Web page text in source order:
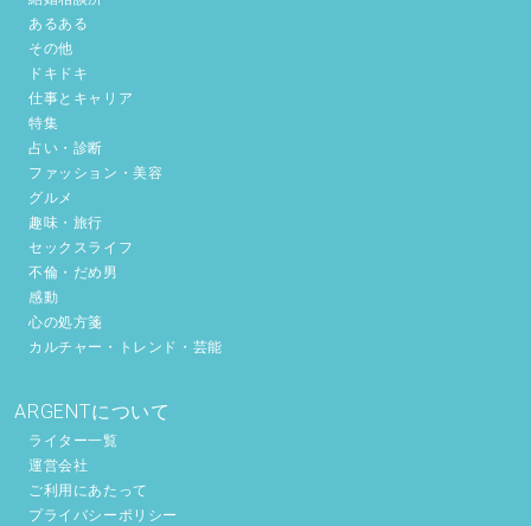
あるある
その他
ドキドキ
仕事とキャリア
特集
占い・診断
ファッション・美容
グルメ
趣味・旅行
セックスライフ
不倫・だめ男
感動
心の処方箋
カルチャー・トレンド・芸能
ARGENTについて
ライター一覧
運営会社
ご利用にあたって
プライバシーポリシー